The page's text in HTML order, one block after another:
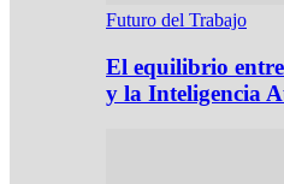
Futuro del Trabajo
El equilibrio
y la Inteligencia